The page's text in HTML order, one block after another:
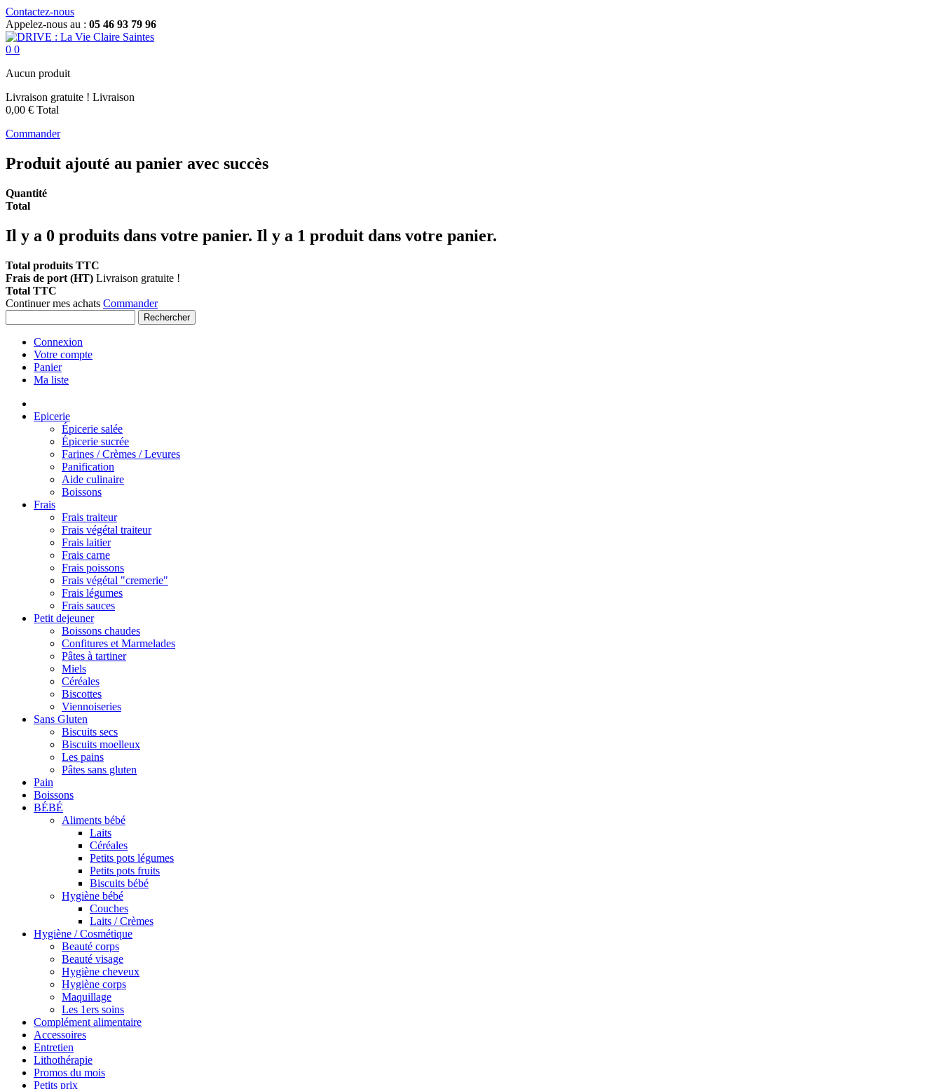
Contactez-nous
Appelez-nous au : 05 46 93 79 96
0 0
Aucun produit
Livraison gratuite ! Livraison
0,00 € Total
Commander
Produit ajouté au panier avec succès
Quantité
Total
Il y a 0 produits dans votre panier. Il y a 1 produit dans votre panier.
Total produits TTC
Frais de port (HT) Livraison gratuite !
Total TTC
Continuer mes achats Commander
Rechercher
Connexion
Votre compte
Panier
Ma liste
Epicerie
Épicerie salée
Épicerie sucrée
Farines / Crèmes / Levures
Panification
Aide culinaire
Boissons
Frais
Frais traiteur
Frais végétal traiteur
Frais laitier
Frais carne
Frais poissons
Frais végétal "cremerie"
Frais légumes
Frais sauces
Petit dejeuner
Boissons chaudes
Confitures et Marmelades
Pâtes à tartiner
Miels
Céréales
Biscottes
Viennoiseries
Sans Gluten
Biscuits secs
Biscuits moelleux
Les pains
Pâtes sans gluten
Pain
Boissons
BÉBÉ
Aliments bébé
Laits
Céréales
Petits pots légumes
Petits pots fruits
Biscuits bébé
Hygiène bébé
Couches
Laits / Crèmes
Hygiène / Cosmétique
Beauté corps
Beauté visage
Hygiène cheveux
Hygiène corps
Maquillage
Les 1ers soins
Complément alimentaire
Accessoires
Entretien
Lithothérapie
Promos du mois
Petits prix